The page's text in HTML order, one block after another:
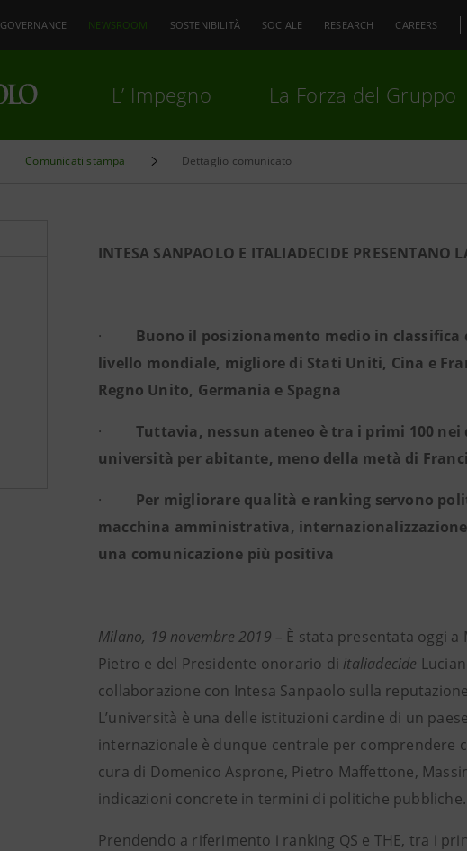
GOVERNANCE NEWSROOM SOSTENIBILITÀ SOCIALE RESEARCH CAREERS
L’ Impegno La Forza del Gruppo
Comunicati stampa Dettaglio comunicato
INTESA SANPAOLO E ITALIADECIDE PRESENTANO
· Buono il posizionamento medio in
livello mondiale, migliore di Stati Uniti, Cina e
Regno Unito, Germania e Spagna
· Tuttavia, nessun ateneo è tra i primi 100
università per abitante, meno della metà di
· Per migliorare qualità e ranking servono
macchina amministrativa,
una comunicazione più positiva
Milano, 19 novembre 2019 – È stata presentata oggi
Pietro e del Presidente onorario di italiadecide
collaborazione con Intesa Sanpaolo sulla
L’università è una delle istituzioni cardine di un
internazionale è dunque centrale per comprendere
cura di Domenico Asprone, Pietro Maffettone,
indicazioni concrete in termini di politiche pubbliche.
Prendendo a riferimento i ranking QS e THE, tra i